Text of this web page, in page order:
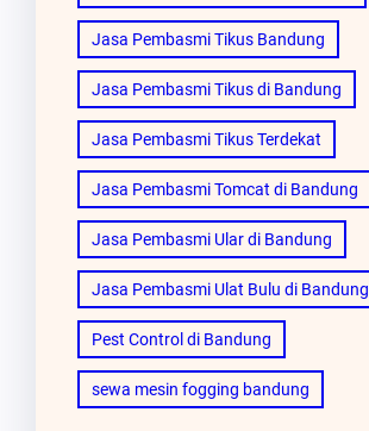
Jasa Pembasmi Tikus Bandung
Jasa Pembasmi Tikus di Bandung
Jasa Pembasmi Tikus Terdekat
Jasa Pembasmi Tomcat di Bandung
Jasa Pembasmi Ular di Bandung
Jasa Pembasmi Ulat Bulu di Bandung
Pest Control di Bandung
sewa mesin fogging bandung